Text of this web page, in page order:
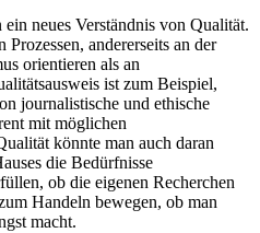
neues Verständnis von Qualität.
andererseits an der
orientieren als an
ist zum Beispiel,
journalistische und ethische
mit möglichen
könnte man auch daran
die Bedürfnisse
ob die eigenen Recherchen
Handeln bewegen, ob man
macht.